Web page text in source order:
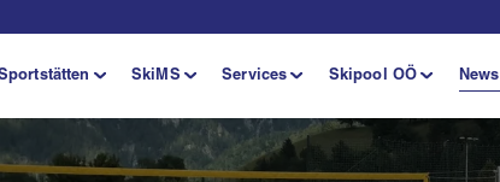
SkiMS Services Skipool OÖ News